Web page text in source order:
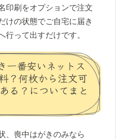
印刷をオプションで注文
けの状態でご自宅に届き
行って出すだけです。
一番安いネットス
？何枚から注文可
る？についてまと
、喪中はがきのみなら